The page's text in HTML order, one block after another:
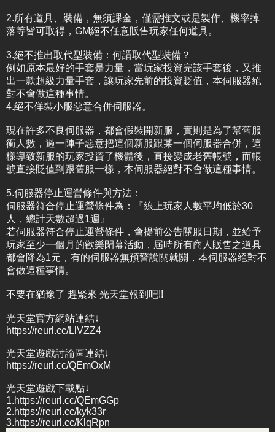
2.所有道具、裝備，無須課金，僅需推文或是製作、機率掉
落等皆可取得，GM絕不任意販售玩家任何道具。
3.絕不推出取代型裝備：何謂取代型裝備？
例如原本最好的手套是力量，當玩家投資完該手套後，又推
出一款超級力量手套，讓玩家先前的投資貶值，本伺服器絕
對不會做這種事情。
4.絕不佯裝小服惡意合併伺服器。
現在許多不良伺服器，都會假裝開新服，實則是為了幫舊服
衝人數，過一陣子惡意把這個新服跟某一個伺服器合併，這
樣導致新服的玩家投資了機體後，直接變成老舊帳號，而帳
號直接貶值到跟舊服一樣，本伺服器絕對不會做這種事情。
5.伺服器停止運營條件與方法：
伺服器符合停止運營條件為：『線上玩家人數平均低於30
人，總計天數超過1週』
若伺服器符合停止運營條件，會提前公告關服日期，並給予
玩家至少一個月的歡樂閉幕活動，屆時所有商人販售之道具
都會降為1元，有的伺服器無預警說關就關，本伺服器絕對不
會做這種事情。
不要在猶豫了 趕緊來 光天堂報到吧!!
光天堂官方網站連結↓
https://reurl.cc/LlVZZ4
光天堂遊戲討論區連結↓
https://reurl.cc/QEmOxM
光天堂遊戲下載點↓
1.https://reurl.cc/QEmGGp
2.https://reurl.cc/kyk33r
3.https://reurl.cc/KlqRpn